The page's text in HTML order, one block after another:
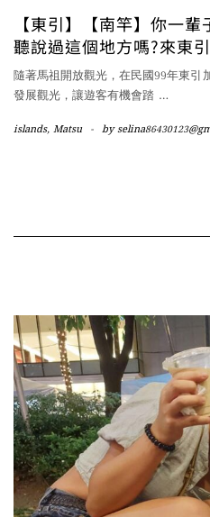
【東引】【南竿】你一
聽說過這個地方嗎?來東
隨著馬祖開放觀光，在民國99年東
發展觀光，讓遊客有機會踏 …
islands, Matsu - by